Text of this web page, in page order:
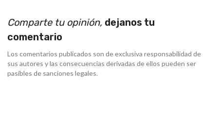
Comparte tu opinión, dejanos tu
comentario
Los comentarios publicados son de exclusiva responsabilidad de
sus autores y las consecuencias derivadas de ellos pueden ser
pasibles de sanciones legales.